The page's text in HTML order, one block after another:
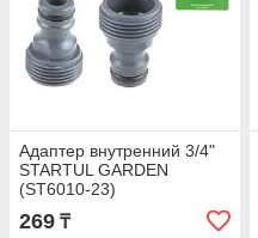
Адаптер внутренний 3/4"
STARTUL GARDEN
(ST6010-23)
269 ₸